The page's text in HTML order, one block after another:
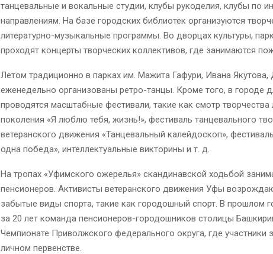
танцевальные и вокальные студии, клубы рукоделия, клубы по
направлениям. На базе городских библиотек организуются
литературно-музыкальные программы. Во дворцах культуры,
проходят концерты творческих коллективов, где занимаются
Летом традиционно в парках им. Мажита Гафури, Ивана
еженедельно организованы ретро-танцы. Кроме того, в городе
проводятся масштабные фестивали, такие как смотр
поколения «Я люблю тебя, жизнь!», фестиваль танцевального
ветеранского движения «Танцевальный калейдоскоп»,
одна победа», интеллектуальные викторины и т. д.
На тропах «Уфимского ожерелья» скандинавской ходьбой
пенсионеров. Активисты ветеранского движения Уфы
забытые виды спорта, такие как городошный спорт. В прошлом
за 20 лет команда пенсионеров-городошников столицы
Чемпионате Приволжского федерального округа, где участники
личном первенстве.